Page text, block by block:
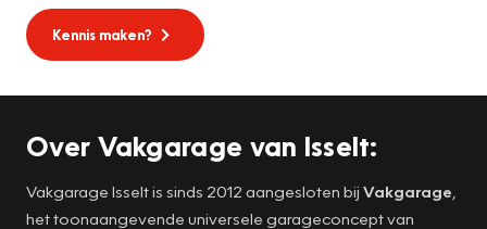
Kennis maken?
Over Vakgarage van Isselt:
Vakgarage Isselt is sinds 2012 aangesloten bij Vakgarage
het toonaangevende universele garageconcept van